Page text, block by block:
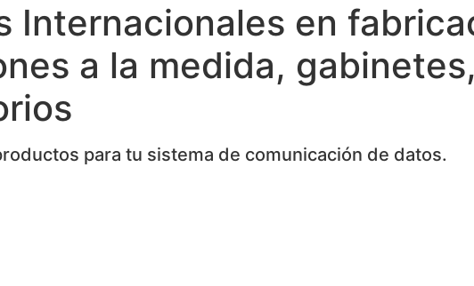
Internacionales en
a la medida,
para tu sistema de comunicación de datos.